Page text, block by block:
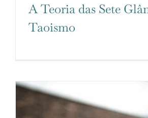
A Teoria das Sete
Taoismo